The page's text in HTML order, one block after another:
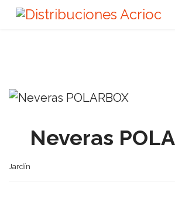
Neveras
Jardín